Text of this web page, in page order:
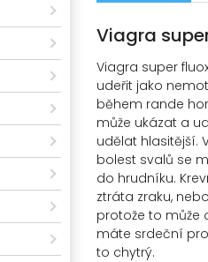
Viagra
Viagra super
udeřit jako
během rande
může ukázat a
udělat hlasitější.
bolest svalů se
do hrudníku.
ztráta zraku,
protože to může
máte srdeční
to chytrý.